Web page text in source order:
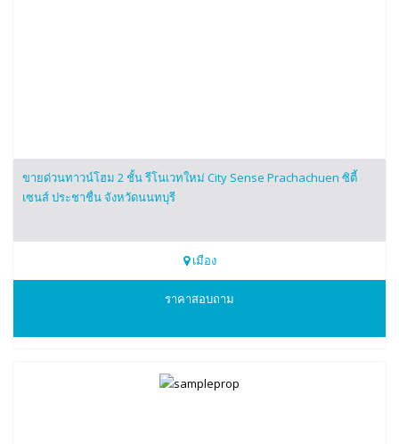
0865166540
ขายด่วนทาวน์โฮม 2 ชั้น รีโนเวทใหม่ City Sense Prachachuen ซิตี้
เซนส์ ประชาชื่น จังหวัดนนทบุรี
เมือง
ราคาสอบถาม